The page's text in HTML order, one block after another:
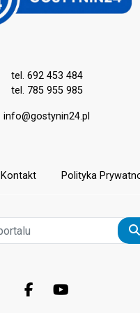
tel. 692 453 484
tel. 785 955 985
info@gostynin24.pl
Kontakt Polityka
Facebook.com
Youtube.com